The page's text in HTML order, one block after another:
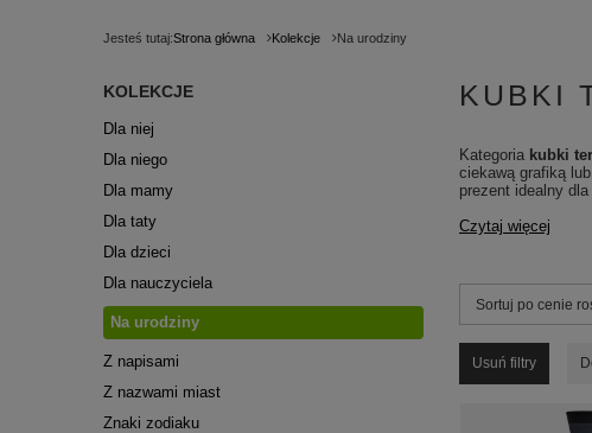
Jesteś tutaj:Strona główna Kolekcje Na urodziny
KOLEKCJE
Dla niej
Dla niego
Dla mamy
Dla taty
Dla dzieci
Dla nauczyciela
Na urodziny
Z napisami
Z nazwami miast
Znaki zodiaku
KUBKI
Kategoria kubki
ciekawą grafiką
prezent idealny
Czytaj więcej
Zmień sortowanie
Sortuj po cenie
Usuń filtry